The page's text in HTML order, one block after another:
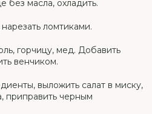
без масла, охладить.
ломтиками.
горчицу, мед. Добавить
венчиком.
выложить салат в миску,
приправить черным